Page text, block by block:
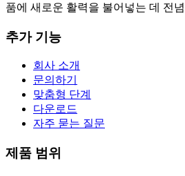
품에 새로운 활력을 불어넣는 데 전
추가 기능
회사 소개
문의하기
맞춤형 단계
다운로드
자주 묻는 질문
제품 범위